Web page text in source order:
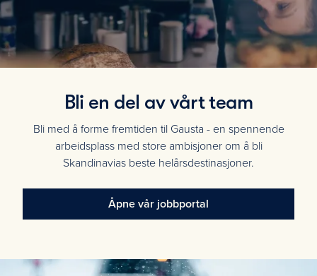
Bli en del av vårt team
Bli med å forme fremtiden til Gausta - en spennende
arbeidsplass med store ambisjoner om å bli
Skandinavias beste helårsdestinasjoner.
Åpne vår jobbportal